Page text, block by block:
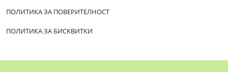
ПОЛИТИКА ЗА ПОВЕРИТЕЛНОСТ
ПОЛИТИКА ЗА БИСКВИТКИ